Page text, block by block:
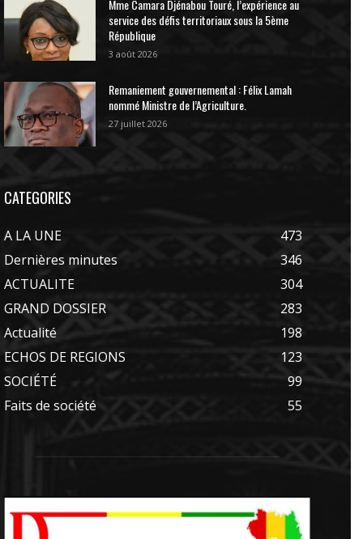
Mme Camara Djénabou Touré, l’expérience au
service des défis territoriaux sous la 5ème
République
3 août 2026
Remaniement gouvernemental : Félix Lamah
nommé Ministre de l’Agriculture.
27 juillet 2026
CATEGORIES
A LA UNE
473
Dernières minutes
346
ACTUALITE
304
GRAND DOSSIER
283
Actualité
198
ECHOS DE REGIONS
123
SOCIÉTÉ
99
Faits de société
55